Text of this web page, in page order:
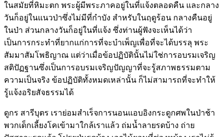
ในสมัยที่หิมะตก พระผู้มีพระภาคอยู่ในที่แจ้งตลอดคืน และกลาง
วันก็อยู่ในแนวป่าซึ่งไม่มีที่กำบัง สำหรับในฤดูร้อน กลางคืนอยู่
ในป่า ส่วนกลางวันก็อยู่ในที่แจ้ง ซึ่งท่านผู้ฟังจะเห็นได้ว่า
เป็นการกระทำที่ยากแก่การที่จะบำเพ็ญเพื่อที่จะได้บรรลุ พระ
สัมมาสัมโพธิญาณ แต่ว่าเมื่อข้อปฏิบัตินั้นไม่ใช่การอบรมเจริญ
สติปัฏฐานซึ่งเป็นการอบรมเจริญปัญญาที่จะรู้สภาพธรรมตาม
ความเป็นจริง ข้อปฏิบัติทั้งหมดเหล่านั้น ก็ไม่สามารถที่จะทำให้
รู้แจ้งอริยสัจธรรมได้
ดูกร สารีบุตร เราย่อมสำเร็จการนอนแอบอิงกระดูกศพในป่าช้า
พวกเด็กเลี้ยงโคเข้ามาใกล้เราแล้ว ถ่มน้ำลายรดบ้าง ถ่าย